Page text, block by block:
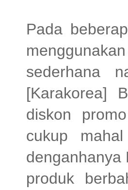
Pada
sederhana
[Karakorea]
diskon
cukup
denganhanya
produk